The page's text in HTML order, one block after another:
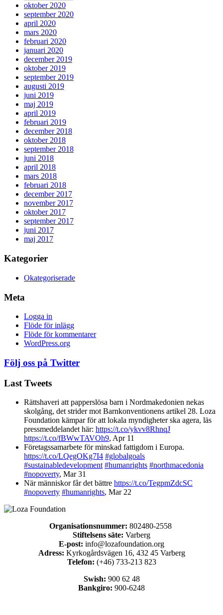
oktober 2020
september 2020
april 2020
mars 2020
februari 2020
januari 2020
december 2019
oktober 2019
september 2019
augusti 2019
juni 2019
maj 2019
april 2019
februari 2019
december 2018
oktober 2018
september 2018
juni 2018
april 2018
mars 2018
februari 2018
december 2017
november 2017
oktober 2017
september 2017
juni 2017
maj 2017
Kategorier
Okategoriserade
Meta
Logga in
Flöde för inlägg
Flöde för kommentarer
WordPress.org
Följ oss på Twitter
Last Tweets
Rättshaveri att papperslösa barn i Nordmakedonien nekas
skolgång, det strider mot Barnkonventionens artikel 28. Loza
Foundation kämpar för att lokala myndigheter ska agera, läs
pressmeddelandet här: https://t.co/ykvv8RhnqJ
https://t.co/fBWwTAVOh9, Apr 11
Företagssamarbete för minskad fattigdom i Europa.
https://t.co/LQegOKg7I4 #globalgoals
#sustainabledevelopment #humanrights #northmacedonia
#nopoverty, Mar 31
När människor får det bättre https://t.co/TegpmZdcSC
#nopoverty #humanrights, Mar 22
Organisationsnummer: 802480-2558
Stiftelsens säte: Varberg
E-post: info@lozafoundation.org
Adress: Kyrkogårdsvägen 16, 432 45 Varberg
Telefon: (+46) 733-213 823
Swish: 900 62 48
Bankgiro: 900-6248